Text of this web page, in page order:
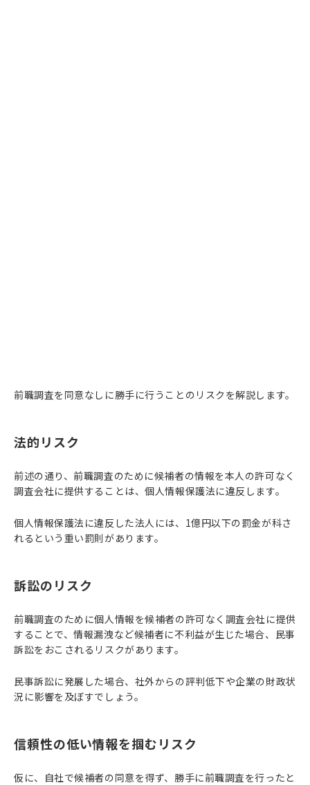
前職調査を同意なしに勝手に行うことのリスクを解説します。
法的リスク
前述の通り、前職調査のために候補者の情報を本人の許可なく
調査会社に提供することは、個人情報保護法に違反します。
個人情報保護法に違反した法人には、1億円以下の罰金が科さ
れるという重い罰則があります。
訴訟のリスク
前職調査のために個人情報を候補者の許可なく調査会社に提供
することで、情報漏洩など候補者に不利益が生じた場合、民事
訴訟をおこされるリスクがあります。
民事訴訟に発展した場合、社外からの評判低下や企業の財政状
況に影響を及ぼすでしょう。
信頼性の低い情報を掴むリスク
仮に、自社で候補者の同意を得ず、勝手に前職調査を行ったと